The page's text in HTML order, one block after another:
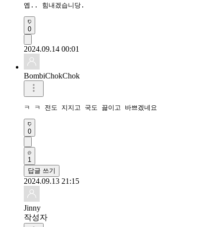
옙.. 힘내겠습니당.
0
2024.09.14 00:01
BombiChokChok
ㅋ ㅋ 전도 지지고 국도 끓이고 바쁘겠네요
0
1
답글 쓰기
2024.09.13 21:15
Jinny
작성자